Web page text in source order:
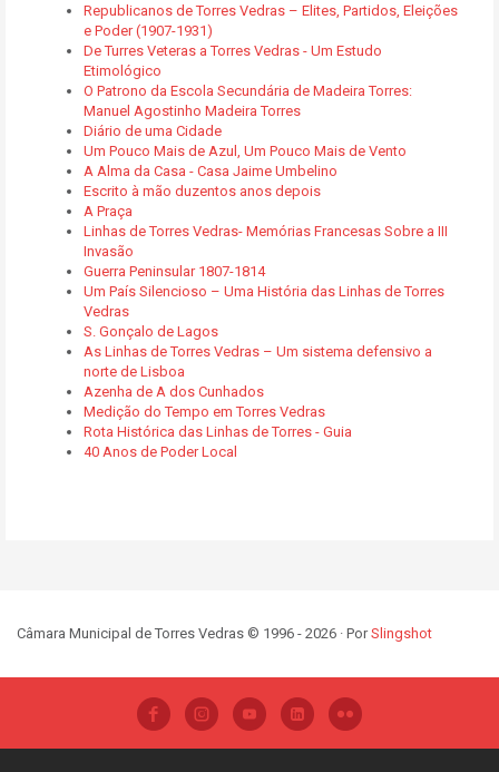
Republicanos de Torres Vedras – Elites, Partidos, Eleições
e Poder (1907-1931)
De Turres Veteras a Torres Vedras - Um Estudo
Etimológico
O Patrono da Escola Secundária de Madeira Torres:
Manuel Agostinho Madeira Torres
Diário de uma Cidade
Um Pouco Mais de Azul, Um Pouco Mais de Vento
A Alma da Casa - Casa Jaime Umbelino
Escrito à mão duzentos anos depois
A Praça
Linhas de Torres Vedras- Memórias Francesas Sobre a III
Invasão
Guerra Peninsular 1807-1814
Um País Silencioso – Uma História das Linhas de Torres
Vedras
S. Gonçalo de Lagos
As Linhas de Torres Vedras – Um sistema defensivo a
norte de Lisboa
Azenha de A dos Cunhados
Medição do Tempo em Torres Vedras
Rota Histórica das Linhas de Torres - Guia
40 Anos de Poder Local
Câmara Municipal de Torres Vedras © 1996 - 2026 · PorSlingshot